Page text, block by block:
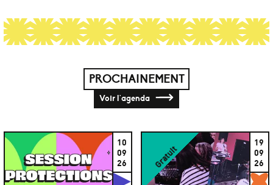
PROCHAINEMENT
Voir l'agenda
10
09
26
Studios
Gratuit
19
09
26